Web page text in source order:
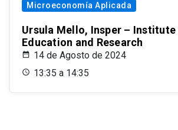
Microeconomía Aplicada
Ursula Mello, Insper –
Education and Research
14 de Agosto de 2024
13:35 a 14:35